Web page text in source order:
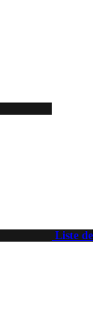
Liste de